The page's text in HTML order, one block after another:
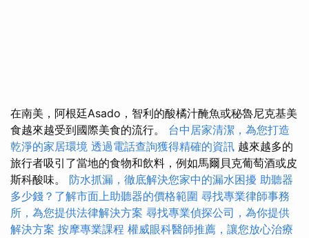
在南美，阿根廷Asado，智利的酸橘汁醃魚或秘魯尼克基美
食越來越受到國際美食的流行。 台中居家清潔，為您打造
乾淨的家居環境 透過電話查詢獲得精確的資訊 越來越多的
旅行者吸引了當地的食物和飲料，例如馬爾貝克葡萄酒或皮
斯科酸味。 防水抓漏，徹底解決您家中的漏水困擾 助聽器
多少錢？了解市面上助聽器的價格範圍 尋找專業律師事務
所，為您提供法律解決方案 尋找專業偵探公司，為你提供
解決方案 按摩專業課程 權威眼科醫師推薦，讓您放心治療